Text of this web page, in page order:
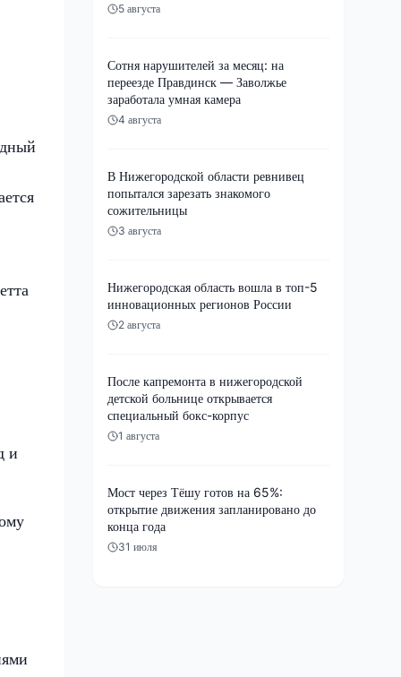
и
5 августа
Сотня нарушителей за месяц: на
переезде Правдинск — Заволжье
заработала умная камера
4 августа
В Нижегородской области ревнивец
попытался зарезать знакомого
сожительницы
3 августа
Нижегородская область вошла в топ-5
инновационных регионов России
2 августа
После капремонта в нижегородской
детской больнице открывается
специальный бокс-корпус
1 августа
Мост через Тёшу готов на 65%:
открытие движения запланировано до
конца года
31 июля